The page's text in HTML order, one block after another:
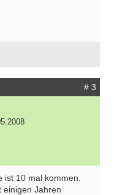
# 3
ist 10 mal kommen.
einigen Jahren